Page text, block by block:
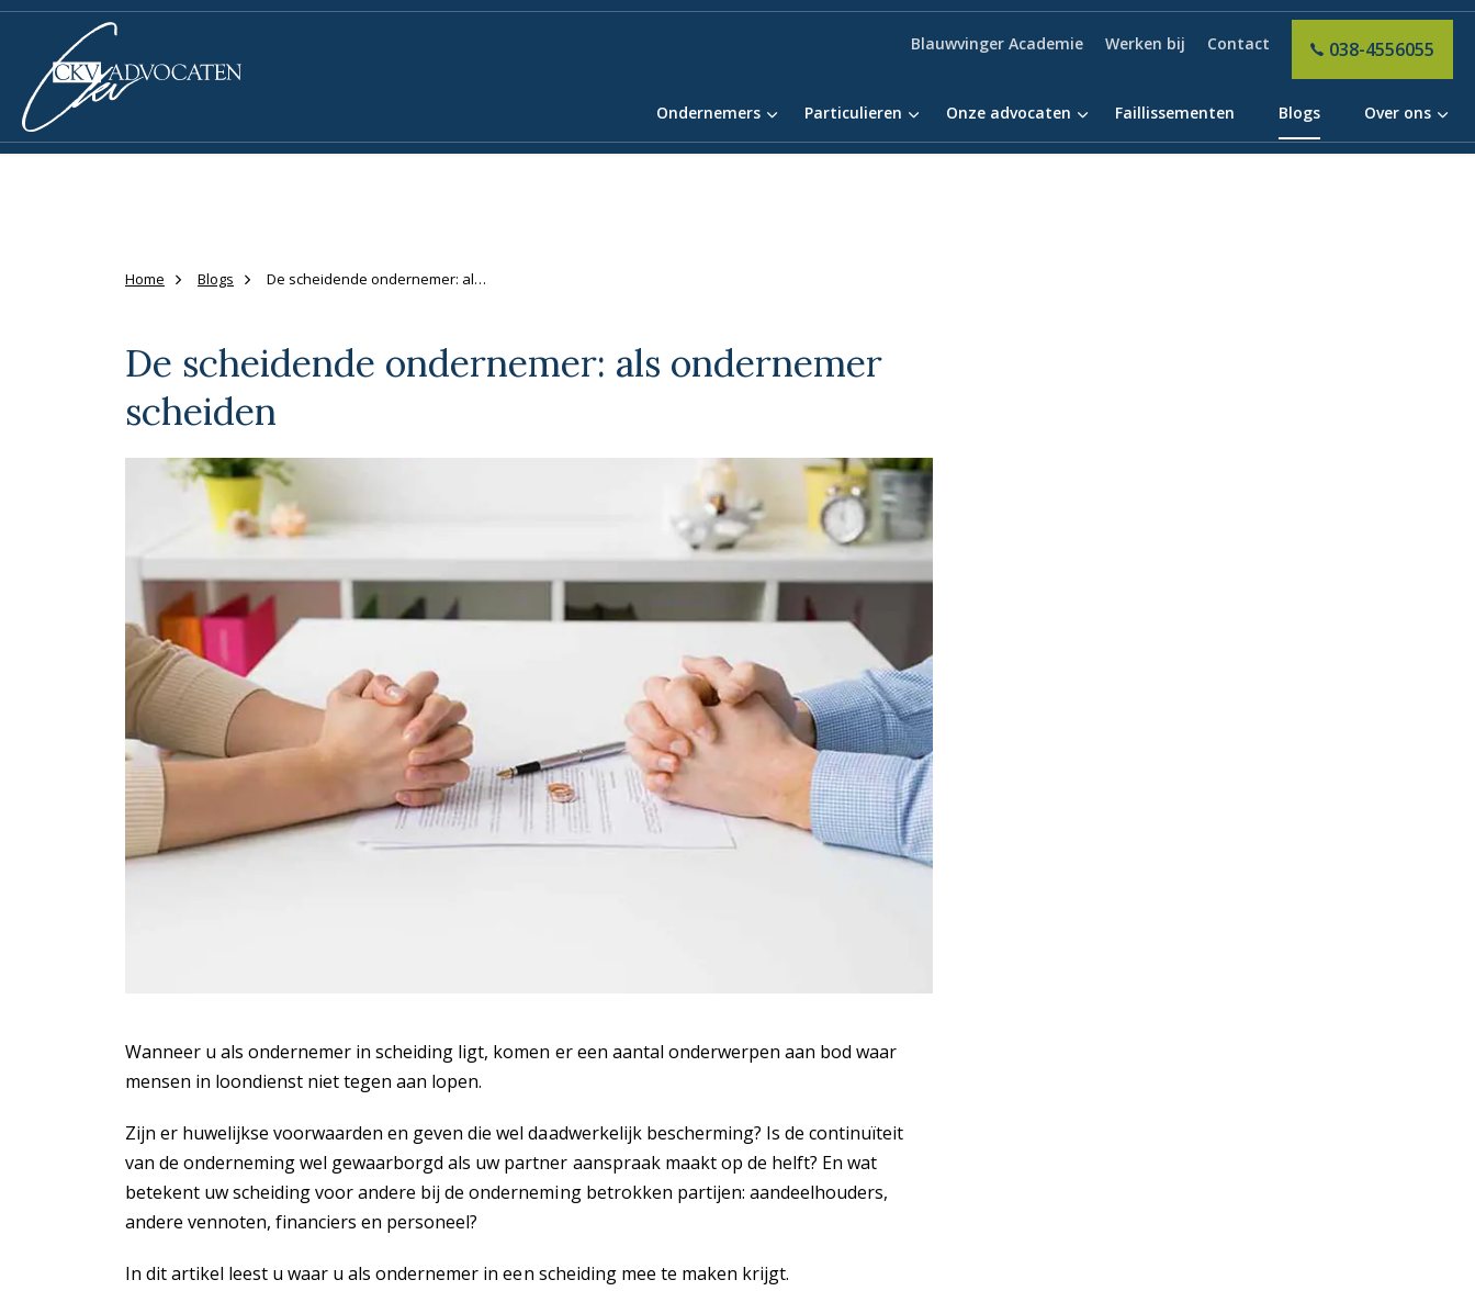
Ondernemers Particulieren Onze advocaten Faillissementen Blogs Over ons
Blauwvinger Academie Werken bij Contact 038-4556055
Home Blogs De scheidende ondernemer: als ondernemer scheiden
De scheidende ondernemer: als ondernemer
scheiden
Wanneer u als ondernemer in scheiding ligt, komen er een aantal onderwerpen aan bod waar
mensen in loondienst niet tegen aan lopen.
Zijn er huwelijkse voorwaarden en geven die wel daadwerkelijk bescherming? Is de continuïteit
van de onderneming wel gewaarborgd als uw partner aanspraak maakt op de helft? En wat
betekent uw scheiding voor andere bij de onderneming betrokken partijen: aandeelhouders,
andere vennoten, financiers en personeel?
In dit artikel leest u waar u als ondernemer in een scheiding mee te maken krijgt.